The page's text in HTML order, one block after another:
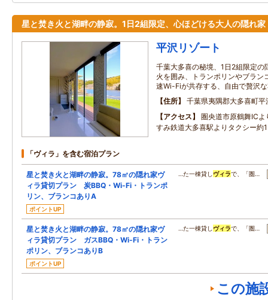
星と焚き火と湖畔の静寂。1日2組限定、心ほどける大人の隠れ家
平沢リゾート
千葉大多喜の秘境、1日2組限定の
火を囲み、トランポリンやブラン
速Wi-Fiが共存する、自由で贅沢
住所
千葉県夷隅郡大多喜町平
アクセス
圏央道市原鶴舞IC
すみ鉄道大多喜駅よりタクシー約
「ヴィラ」を含む宿泊プラン
星と焚き火と湖畔の静寂。78㎡の隠れ家ヴ
ィラ貸切プラン 炭BBQ・Wi-Fi・トランポ
リン、ブランコありA
ポイントUP
…た一棟貸し ヴィラで、「圏…
星と焚き火と湖畔の静寂。78㎡の隠れ家ヴ
ィラ貸切プラン ガスBBQ・Wi-Fi・トラン
ポリン、ブランコありB
ポイントUP
…た一棟貸し ヴィラで、「圏…
この施